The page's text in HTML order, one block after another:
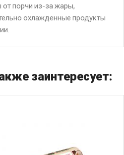
порчи из-за жары,
охлажденные продукты
заинтересует: